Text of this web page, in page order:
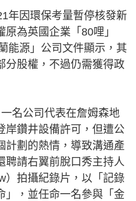
年因環保考量暫停核發新
為英國企業「80哩」
能源」公司文件顯示，其
分股權，不過仍需獲得政
名公司代表在詹姆森地
岸鑽井設備許可，但遭公
計劃的熱情，導致溝通產
聘請右翼前脫口秀主持人
）拍攝紀錄片，以「記錄
」，並任命一名參與「金